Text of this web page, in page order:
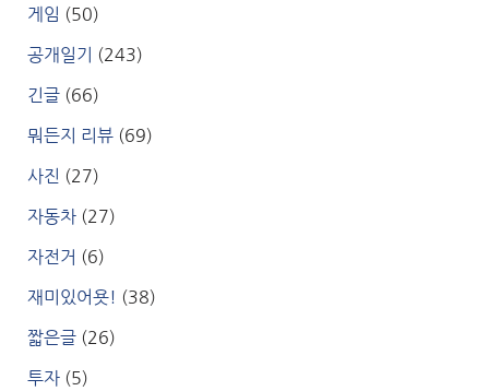
게임 (50)
공개일기 (243)
긴글 (66)
뭐든지 리뷰 (69)
사진 (27)
자동차 (27)
자전거 (6)
재미있어욧! (38)
짧은글 (26)
투자 (5)